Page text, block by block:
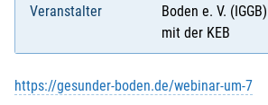
Veranstalter
Boden e. V.
mit der KEB
https://gesunder-boden.de/webinar-um-7